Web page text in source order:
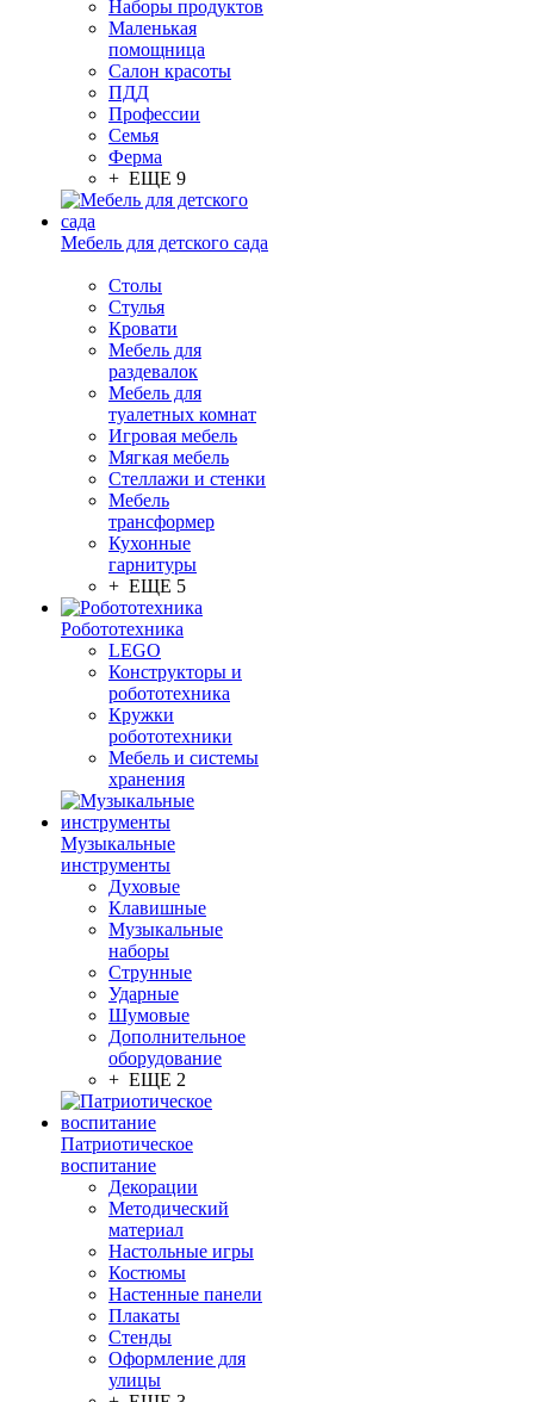
Наборы продуктов
Маленькая
помощница
Салон красоты
ПДД
Профессии
Семья
Ферма
+ ЕЩЕ 9
Мебель для детского сада
Столы
Cтулья
Кровати
Мебель для
раздевалок
Мебель для
туалетных комнат
Игровая мебель
Мягкая мебель
Стеллажи и стенки
Мебель
трансформер
Кухонные
гарнитуры
+ ЕЩЕ 5
Робототехника
LEGO
Конструкторы и
робототехника
Кружки
робототехники
Мебель и системы
хранения
Музыкальные
инструменты
Духовые
Клавишные
Музыкальные
наборы
Струнные
Ударные
Шумовые
Дополнительное
оборудование
+ ЕЩЕ 2
Патриотическое
воспитание
Декорации
Методический
материал
Настольные игры
Костюмы
Настенные панели
Плакаты
Стенды
Оформление для
улицы